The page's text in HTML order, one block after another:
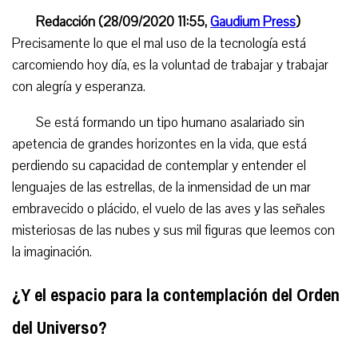
Redacción (28/09/2020 11:55,Gaudium Press)
Precisamente lo que el mal uso de la tecnología está
carcomiendo hoy día, es la voluntad de trabajar y trabajar
con alegría y esperanza.
Se está formando un tipo humano asalariado sin
apetencia de grandes horizontes en la vida, que está
perdiendo su capacidad de contemplar y entender el
lenguajes de las estrellas, de la inmensidad de un mar
embravecido o plácido, el vuelo de las aves y las señales
misteriosas de las nubes y sus mil figuras que leemos con
la imaginación.
¿Y el espacio para la contemplación del Orden
del Universo?